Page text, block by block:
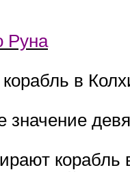
Руна
в
значение
корабль